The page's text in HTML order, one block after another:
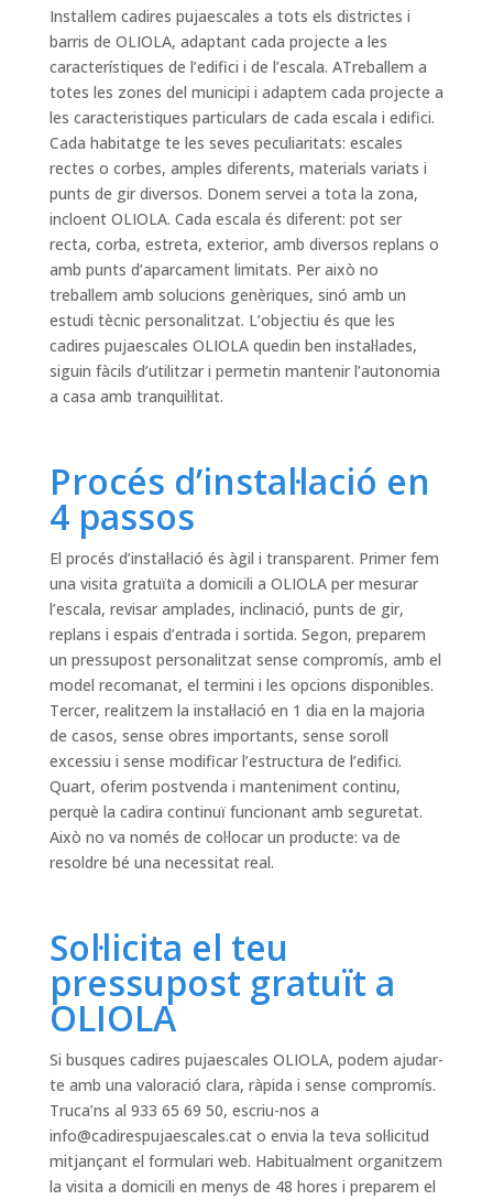
Instal·lem cadires pujaescales a tots els districtes i
barris de OLIOLA, adaptant cada projecte a les
característiques de l’edifici i de l’escala. ATreballem a
totes les zones del municipi i adaptem cada projecte a
les caracteristiques particulars de cada escala i edifici.
Cada habitatge te les seves peculiaritats: escales
rectes o corbes, amples diferents, materials variats i
punts de gir diversos. Donem servei a tota la zona,
incloent OLIOLA. Cada escala és diferent: pot ser
recta, corba, estreta, exterior, amb diversos replans o
amb punts d’aparcament limitats. Per això no
treballem amb solucions genèriques, sinó amb un
estudi tècnic personalitzat. L’objectiu és que les
cadires pujaescales OLIOLA quedin ben instal·lades,
siguin fàcils d’utilitzar i permetin mantenir l’autonomia
a casa amb tranquil·litat.
Procés d’instal·lació en
4 passos
El procés d’instal·lació és àgil i transparent. Primer fem
una visita gratuïta a domicili a OLIOLA per mesurar
l’escala, revisar amplades, inclinació, punts de gir,
replans i espais d’entrada i sortida. Segon, preparem
un pressupost personalitzat sense compromís, amb el
model recomanat, el termini i les opcions disponibles.
Tercer, realitzem la instal·lació en 1 dia en la majoria
de casos, sense obres importants, sense soroll
excessiu i sense modificar l’estructura de l’edifici.
Quart, oferim postvenda i manteniment continu,
perquè la cadira continuï funcionant amb seguretat.
Això no va només de col·locar un producte: va de
resoldre bé una necessitat real.
Sol·licita el teu
pressupost gratuït a
OLIOLA
Si busques cadires pujaescales OLIOLA, podem ajudar-
te amb una valoració clara, ràpida i sense compromís.
Truca’ns al 933 65 69 50, escriu-nos a
info@cadirespujaescales.cato envia la teva sol·licitud
mitjançant el formulari web. Habitualment organitzem
la visita a domicili en menys de 48 hores i preparem el